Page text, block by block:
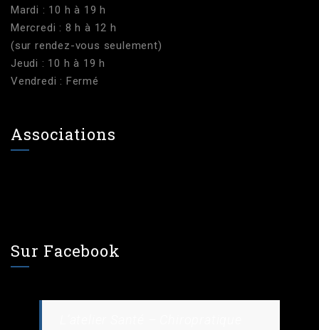
Mardi : 10 h à 19 h
Mercredi : 8 h à 12 h
(sur rendez-vous seulement)
Jeudi : 10 h à 19 h
Vendredi : Fermé
Associations
Sur Facebook